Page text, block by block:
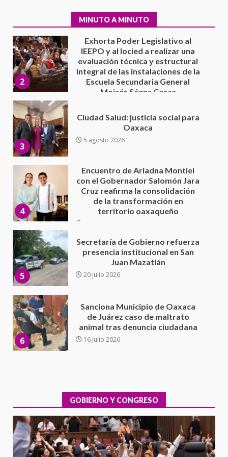
MINUTO A MINUTO
Escuela Secundaria General
Moisés Sáenz Garza
5 agosto 2026
3
Ciudad Salud: justicia social para
Oaxaca
5 agosto 2026
4
con el Gobernador Salomón Jara
Cruz reafirma la consolidación
de la transformación en
5
Secretaría de Gobierno refuerza
presencia institucional en San
Juan Mazatlán
20 julio 2026
6
Sanciona Municipio de Oaxaca
de Juárez caso de maltrato
animal tras denuncia ciudadana
16 julio 2026
7
California; FGR lo investiga por
presuntos delitos de
delincuencia organizada y
contrabando
1
Xanica: Jesús Romero
7 agosto 2026
Exhorta Poder Legislativo al
IEEPO y al Iocied a realizar una
evaluación técnica y estructural
GOBIERNO Y CONGRESO